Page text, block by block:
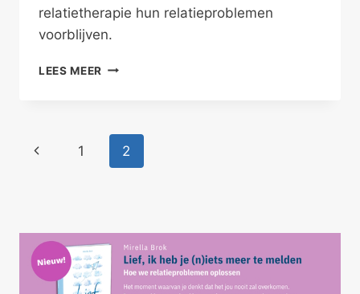
relatietherapie hun relatieproblemen
voorblijven.
LEES MEER OP
Paginanavigatie
Vorige
1 2